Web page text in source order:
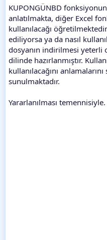
KUPONGÜNBD
anlatılmakta, diğer Excel
kullanılacağı
ediliyorsa ya da nasıl
dosyanın indirilmesi yeterli
dilinde hazırlanmıştır.
kullanılacağını
sunulmaktadır.
Yararlanılması temennisiyle.